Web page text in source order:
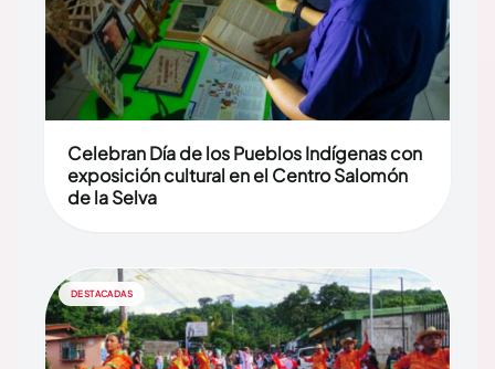
Celebran Día de los Pueblos Indígenas con
exposición cultural en el Centro Salomón
de la Selva
DESTACADAS